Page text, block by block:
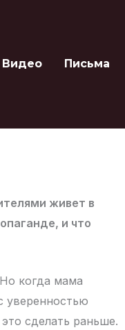
Видео Письма
живет в
и что
когда мама
уверенностью
сделать раньше.